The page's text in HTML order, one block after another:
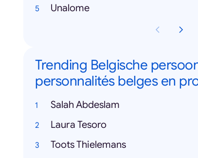
Unalome
Trending Belgische
personnalités belges en
Salah Abdeslam
Laura Tesoro
Toots Thielemans